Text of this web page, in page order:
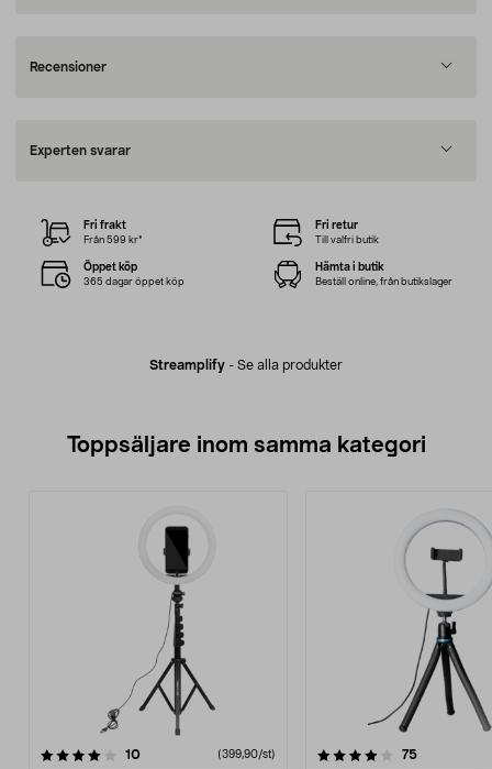
Recensioner
Experten svarar
Streamplify - Se alla produkter
Fri frakt
Från 599 kr*
Fri retur
Till valfri butik
Öppet köp
365 dagar öppet köp
Hämta i butik
Beställ online, från butikslager
Toppsäljare inom samma kategori
10recensioner (399,90/st)
4.0 av 5 stjärnor 75recensioner
5.0 av 5 stjärnor